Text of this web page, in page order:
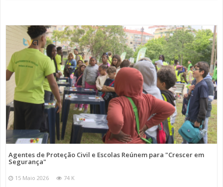
Agentes de Proteção Civil e Escolas Reúnem para "Crescer em
Segurança"
15 Maio 2026 74 K